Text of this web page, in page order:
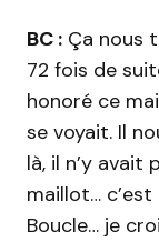
BC : Ça nous
72 fois de
honoré ce
se voyait. Il
là, il n’y avait
maillot…
Boucle… je